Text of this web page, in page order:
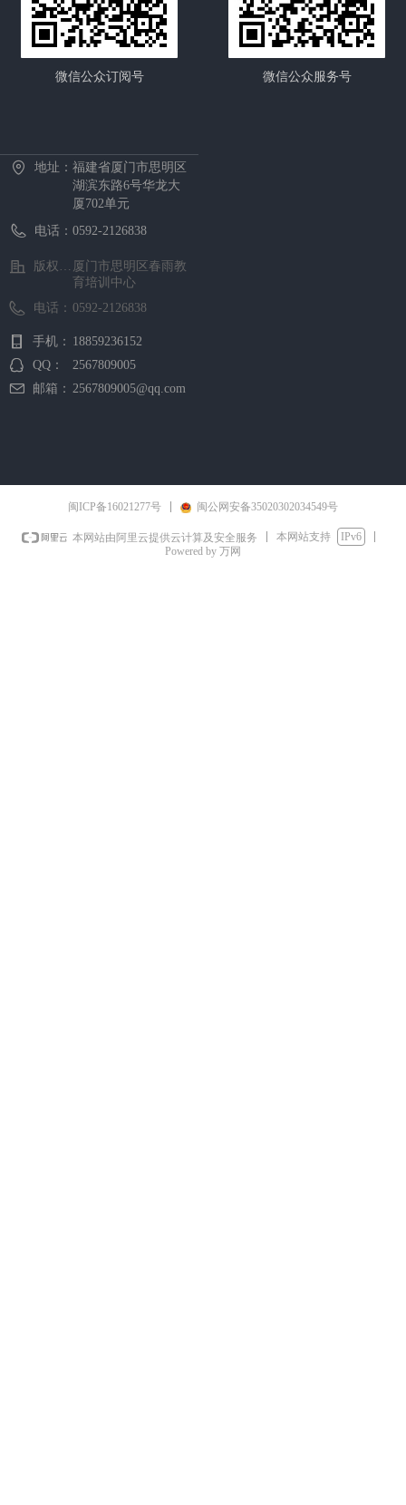
微信公众订阅号 微信公众服务号
地址： 福建省厦门市思明区
湖滨东路6号华龙大
厦702单元
电话： 0592-2126838
手机： 18859236152
QQ：
2567809005
邮箱： 2567809005@qq.com
版权所有 ©
厦门市思明区春雨教
育培训中心
电话： 0592-2126838
闽ICP备16021277号 闽公网安备35020302034549号
本网站由阿里云提供云计算及安全服务 本网站支持
IPv6
Powered by 万网